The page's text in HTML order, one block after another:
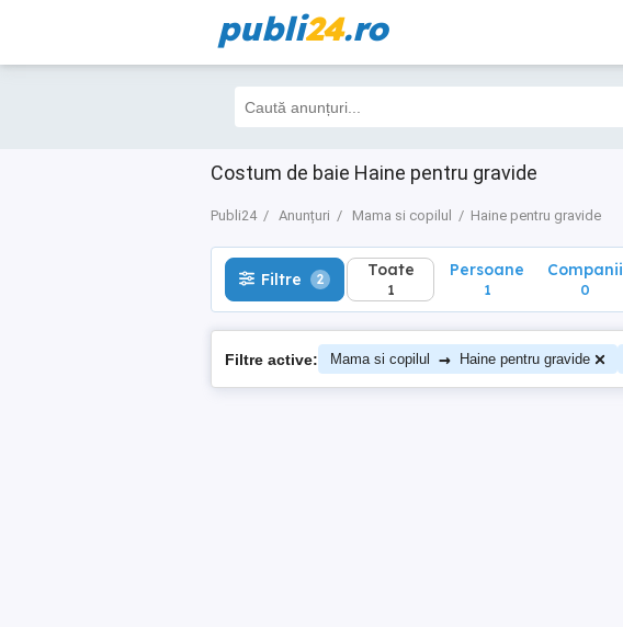
publi24.ro
Costum de baie Haine pentru gravide
Publi24 Anunțuri Mama si copilul Haine pentru gravide
Filtre 2 Toate
1
Filtre 2 Toate
1
Persoane
1
Companii
0
Filtre active: Mama si copilul → Haine pentru gravide